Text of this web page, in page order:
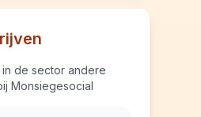
de sector andere
Monsiegesocial